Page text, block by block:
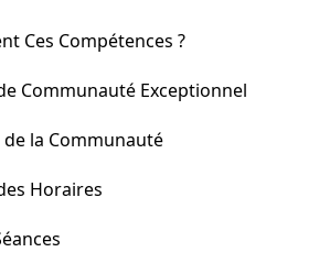
Ces Compétences ?
Communauté Exceptionnel
de la Communauté
Horaires